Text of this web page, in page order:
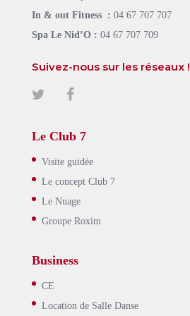
In & out Fitness : 04 67 707 707
Spa Le Nid’O : 04 67 707 709
Suivez-nous sur les réseaux !
Le Club 7
Visite guidée
Le concept Club 7
Le Nuage
Groupe Roxim
Business
CE
Location de Salle Danse